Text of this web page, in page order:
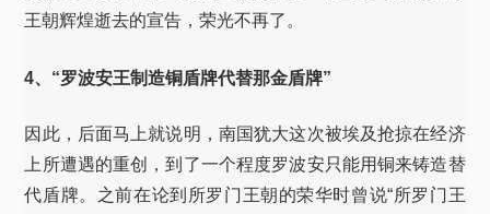
王朝辉煌逝去的宣告，荣光不再了。
4、“罗波安王制造铜盾牌代替那金盾牌”
因此，后面马上就说明，南国犹大这次被埃及抢掠在经济
上所遭遇的重创，到了一个程度罗波安只能用铜来铸造替
代盾牌。之前在论到所罗门王朝的荣华时曾说“所罗门王